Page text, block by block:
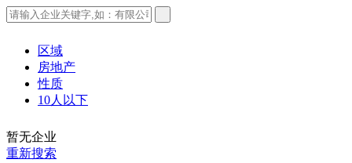
区域
房地产
性质
10人以下
暂无企业
重新搜索